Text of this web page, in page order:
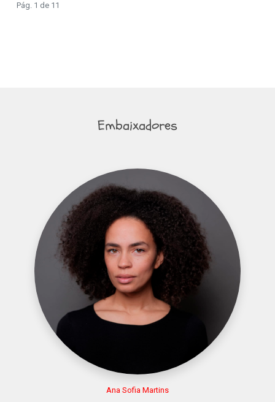
Pág. 1 de 11
Embaixadores
Ana Sofia Martins